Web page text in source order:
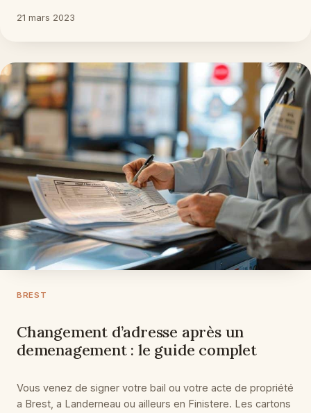
21 mars 2023
BREST
Changement d’adresse après un
demenagement : le guide complet
Vous venez de signer votre bail ou votre acte de propriété
a Brest, a Landerneau ou ailleurs en Finistere. Les cartons